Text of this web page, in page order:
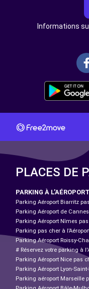
Informations
PLACES DE
PARKING À L'AÉROPORT
Parking Aéroport Biarritz
Parking Aéroport de
Parking Aéroport Nîmes
Parking pas cher à
Parking Aéroport Roissy-
# Réservez votre parking à
Parking Aéroport Nice pas
Parking Aéroport Lyon-Saint-
Parking aéroport Marseille